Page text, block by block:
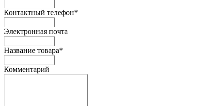
Контактный телефон*
Электронная почта
Название товара*
Комментарий